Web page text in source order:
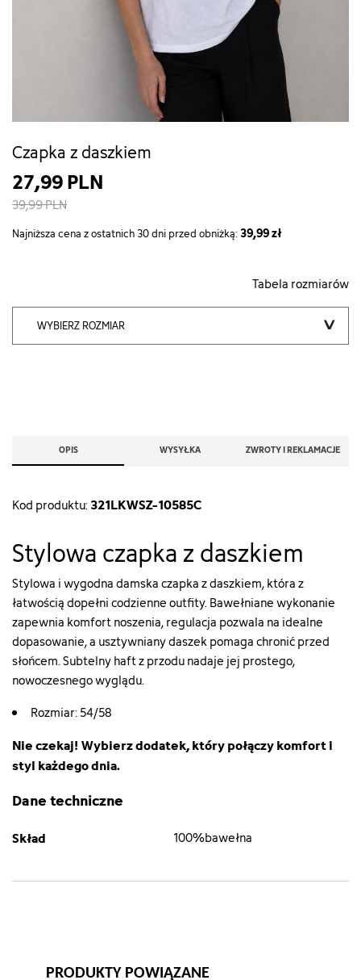
Czapka z daszkiem
27,99 PLN
39,99 PLN
Najniższa cena z ostatnich 30 dni przed obniżką: 39,99 zł
Tabela rozmiarów
WYBIERZ ROZMIAR
OPIS WYSYŁKA ZWROTY I REKLAMACJE
Kod produktu:321LKWSZ-10585C
Stylowa czapka z daszkiem
Stylowa i wygodna damska czapka z daszkiem, która z
łatwością dopełni codzienne outfity. Bawełniane wykonanie
zapewnia komfort noszenia, regulacja pozwala na idealne
dopasowanie, a usztywniany daszek pomaga chronić przed
słońcem. Subtelny haft z przodu nadaje jej prostego,
nowoczesnego wyglądu.
Rozmiar: 54/58
Nie czekaj! Wybierz dodatek, który połączy komfort i
styl każdego dnia.
Dane techniczne
Skład 100%bawełna
PRODUKTY POWIĄZANE